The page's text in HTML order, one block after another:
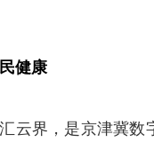
健康
云界，是京津冀数